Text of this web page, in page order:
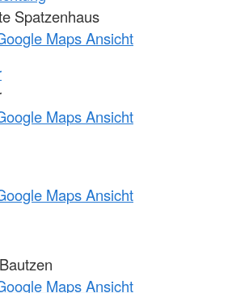
Spatzenhaus
Maps Ansicht
Maps Ansicht
Maps Ansicht
Maps Ansicht